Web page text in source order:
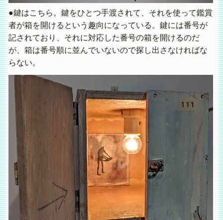
●鍵はこちら。鍵をひとつ手渡されて、それを使って鑑賞
者が箱を開けるという趣向になっている。鍵には番号が
記されており、それに対応した番号の箱を開けるのだ
が、箱は番号順に並んでいないので探し出さなければな
らない。